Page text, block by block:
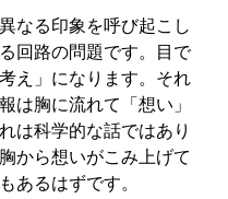
なる印象を呼び起こし
回路の問題です。目で
え」になります。それ
は胸に流れて「想い」
は科学的な話ではあり
から想いがこみ上げて
あるはずです。